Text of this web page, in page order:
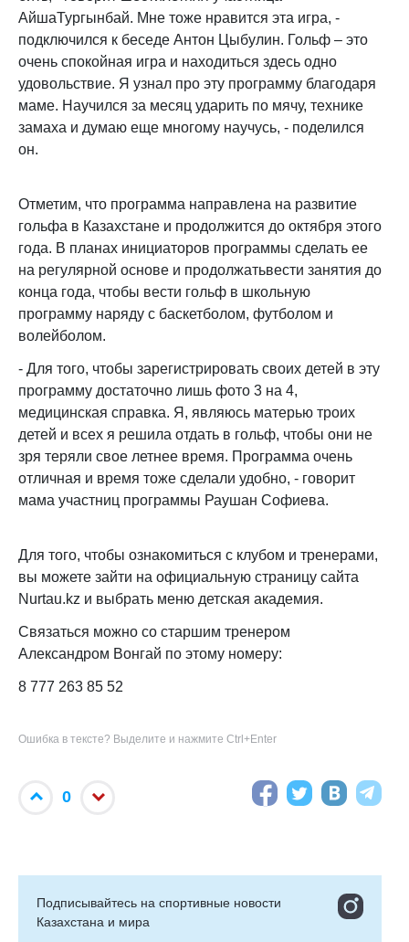
АйшаТургынбай. Мне тоже нравится эта игра, -
подключился к беседе Антон Цыбулин. Гольф – это
очень спокойная игра и находиться здесь одно
удовольствие. Я узнал про эту программу благодаря
маме. Научился за месяц ударить по мячу, технике
замаха и думаю еще многому научусь, - поделился
он.
Отметим, что программа направлена на развитие
гольфа в Казахстане и продолжится до октября этого
года. В планах инициаторов программы сделать ее
на регулярной основе и продолжатьвести занятия до
конца года, чтобы вести гольф в школьную
программу наряду с баскетболом, футболом и
волейболом.
- Для того, чтобы зарегистрировать своих детей в эту
программу достаточно лишь фото 3 на 4,
медицинская справка. Я, являюсь матерью троих
детей и всех я решила отдать в гольф, чтобы они не
зря теряли свое летнее время. Программа очень
отличная и время тоже сделали удобно, - говорит
мама участниц программы Раушан Софиева.
Для того, чтобы ознакомиться с клубом и тренерами,
вы можете зайти на официальную страницу сайта
Nurtau.kz и выбрать меню детская академия.
Связаться можно со старшим тренером
Александром Вонгай по этому номеру:
8 777 263 85 52
Ошибка в тексте? Выделите и нажмите Ctrl+Enter
0
Подписывайтесь на cпортивные новости
Казахстана и мира